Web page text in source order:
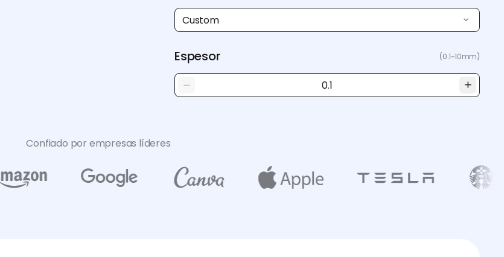
Custom
Espesor (0.1~10mm)
Confiado por empresas líderes